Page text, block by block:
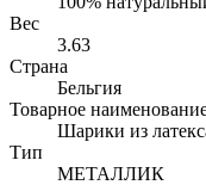
Вес
3.63
Страна
Бельгия
Товарное
Шарики из
Тип
МЕТАЛЛИК